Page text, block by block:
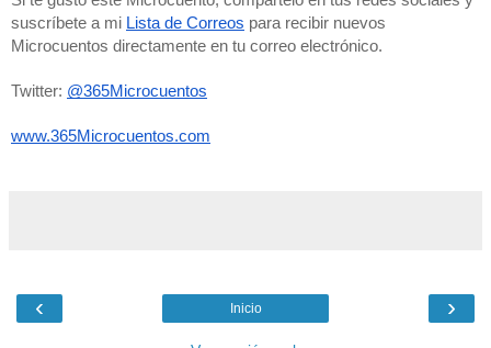
suscríbete a mi Lista de Correos para recibir nuevos
Microcuentos directamente en tu correo electrónico.
Twitter: @365Microcuentos
www.365Microcuentos.com
‹ ›
Inicio